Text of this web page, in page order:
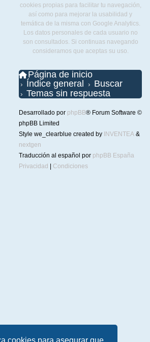
cookies para asegurar que
cookies propias para facilitar tu navegación,
así como para mejorar la usabilidad y
temática de la misma con Google Analytics.
Los datos personales de cada usuario no
son consultados. Si continuas navegando
consideramos que aceptas su uso.
Página de inicio
Índice general
Buscar
Temas sin respuesta
Desarrollado por phpBB® Forum Software ©
phpBB Limited
Style we_clearblue created by INVENTEA &
nextgen
Traducción al español por phpBB España
Privacidad
Condiciones